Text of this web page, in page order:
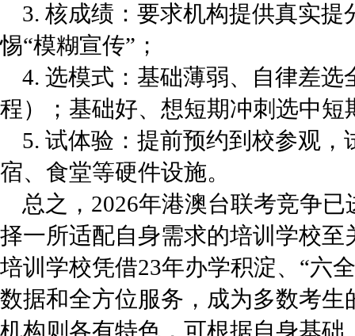
3. 核成绩：要求机构提供真实
惕“模糊宣传”；
4. 选模式：基础薄弱、自律差
程）；基础好、想短期冲刺选中短
5. 试体验：提前预约到校参观
宿、食堂等硬件设施。
总之，2026年港澳台联考竞争
择一所适配自身需求的培训学校
培训学校凭借23年办学积淀、“六
数据和全方位服务，成为多数考
机构则各有特色，可根据自身基